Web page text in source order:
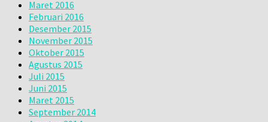
Maret 2016
Februari 2016
Desember 2015
November 2015
Oktober 2015
Agustus 2015
Juli 2015
Juni 2015
Maret 2015
September 2014